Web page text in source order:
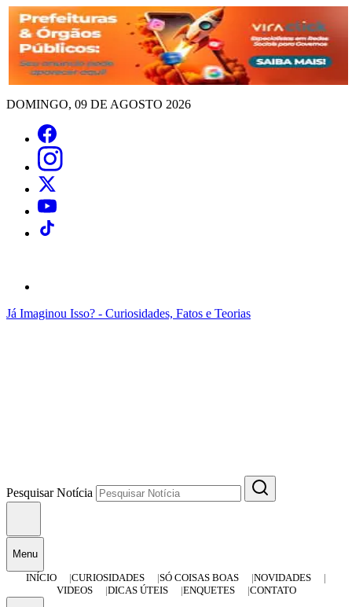
DOMINGO, 09 DE AGOSTO 2026
Já Imaginou Isso? - Curiosidades, Fatos e Teorias
Pesquisar Notícia
Menu
INÍCIO
CURIOSIDADES SÓ COISAS BOAS
NOVIDADES
VIDEOS
DICAS ÚTEIS ENQUETES CONTATO